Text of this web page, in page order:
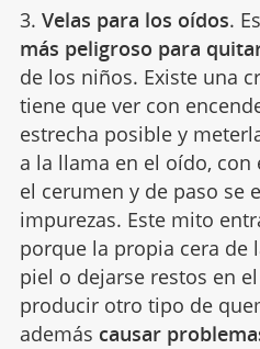
3. Velas para los oídos.
más peligroso para
de los niños. Existe una
tiene que ver con
estrecha posible y
a la llama en el oído,
el cerumen y de paso se
impurezas. Este mito
porque la propia cera de
piel o dejarse restos en
producir otro tipo de
además causar